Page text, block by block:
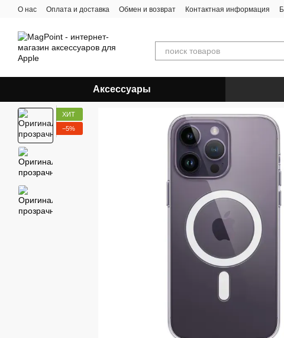
Перейти к основному контенту
О нас Оплата и доставка Обмен и возврат Контактная информация
Аксессуары
ХИТ
−5%